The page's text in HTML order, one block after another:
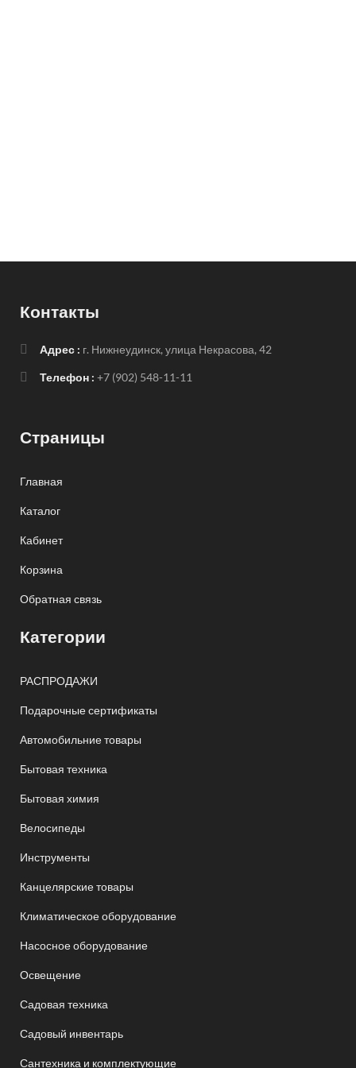
Контакты
Адрес : г. Нижнеудинск, улица Некрасова, 42
Телефон : +7 (902) 548-11-11
Страницы
Главная
Каталог
Кабинет
Корзина
Обратная связь
Категории
РАСПРОДАЖИ
Подарочные сертификаты
Автомобильние товары
Бытовая техника
Бытовая химия
Велосипеды
Инструменты
Канцелярские товары
Климатическое оборудование
Насосное оборудование
Освещение
Садовая техника
Садовый инвентарь
Сантехника и комплектующие